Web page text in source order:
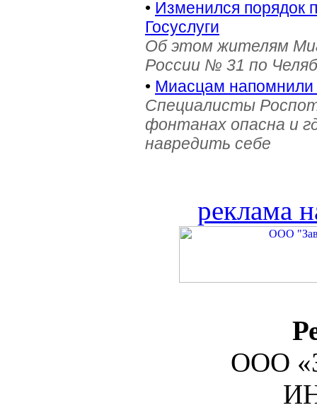
• Изменился порядок
Госуслуги
Об этом жителям
России № 31 по
• Миасцам напомнили
Специалисты
фонтанах опасна и
навредить себе
реклама
ООО